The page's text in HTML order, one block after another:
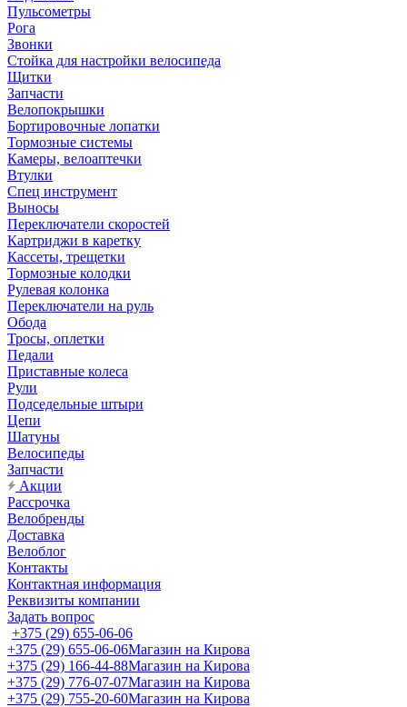
Пульсометры
Рога
Звонки
Стойка для настройки велосипеда
Щитки
Запчасти
Велопокрышки
Бортировочные лопатки
Тормозные системы
Камеры, велоаптечки
Втулки
Спец инструмент
Выносы
Переключатели скоростей
Картриджи в каретку
Кассеты, трещетки
Тормозные колодки
Рулевая колонка
Переключатели на руль
Обода
Тросы, оплетки
Педали
Приставные колеса
Рули
Подседельные штыри
Цепи
Шатуны
Велосипеды
Запчасти
Акции
Рассрочка
Велобренды
Доставка
Велоблог
Контакты
Контактная информация
Реквизиты компании
Задать вопрос
+375 (29) 655-06-06
+375 (29) 655-06-06Магазин на Кирова
+375 (29) 166-44-88Магазин на Кирова
+375 (29) 776-07-07Магазин на Кирова
+375 (29) 755-20-60Магазин на Кирова